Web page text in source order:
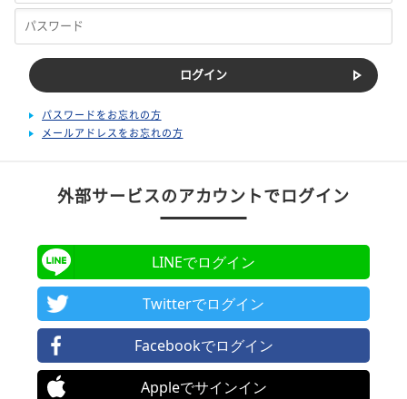
パスワードをお忘れの方
メールアドレスをお忘れの方
外部サービスのアカウントでログイン
LINEでログイン
Twitterでログイン
Facebookでログイン
Appleでサインイン